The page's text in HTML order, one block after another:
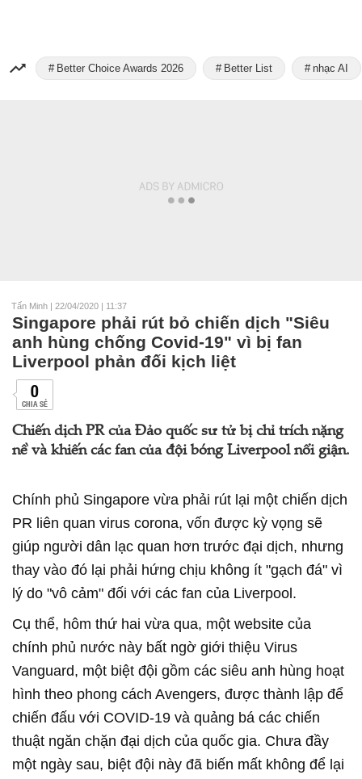
Better Choice Awards 2026 Better List nhạc AI
Tấn Minh | 22/04/2020 | 11:37
Singapore phải rút bỏ chiến dịch "Siêu
anh hùng chống Covid-19" vì bị fan
Liverpool phản đối kịch liệt
0
CHIA SẺ
Chiến dịch PR của Đảo quốc sư tử bị chỉ trích nặng
nề và khiến các fan của đội bóng Liverpool nổi giận.
Chính phủ Singapore vừa phải rút lại một chiến dịch
PR liên quan virus corona, vốn được kỳ vọng sẽ
giúp người dân lạc quan hơn trước đại dịch, nhưng
thay vào đó lại phải hứng chịu không ít "gạch đá" vì
lý do "vô cảm" đối với các fan của Liverpool.
Cụ thể, hôm thứ hai vừa qua, một website của
chính phủ nước này bất ngờ giới thiệu Virus
Vanguard, một biệt đội gồm các siêu anh hùng hoạt
hình theo phong cách Avengers, được thành lập để
chiến đấu với COVID-19 và quảng bá các chiến
thuật ngăn chặn đại dịch của quốc gia. Chưa đầy
một ngày sau, biệt đội này đã biến mất không để lại